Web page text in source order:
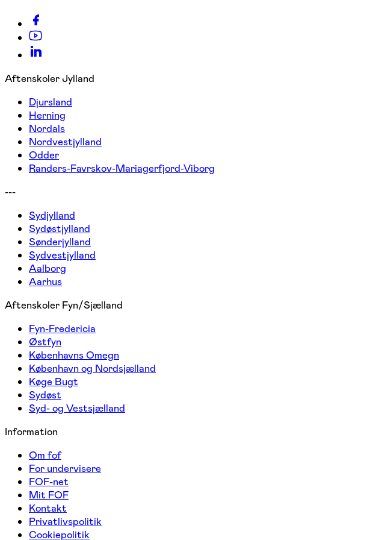
Aftenskoler Jylland
Djursland
Herning
Nordals
Nordvestjylland
Odder
Randers-Favrskov-Mariagerfjord-Viborg
---
Sydjylland
Sydøstjylland
Sønderjylland
Sydvestjylland
Aalborg
Aarhus
Aftenskoler Fyn/Sjælland
Fyn-Fredericia
Østfyn
Københavns Omegn
København og Nordsjælland
Køge Bugt
Sydøst
Syd- og Vestsjælland
Information
Om fof
For undervisere
FOF-net
Mit FOF
Kontakt
Privatlivspolitik
Cookiepolitik